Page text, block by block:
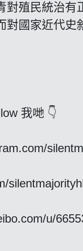
對殖民統治有
對國家近代史
我哋 👇
u/